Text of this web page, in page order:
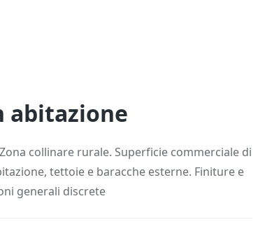
abitazione
collinare rurale. Superficie commerciale di
tettoie e baracche esterne. Finiture e
generali discrete